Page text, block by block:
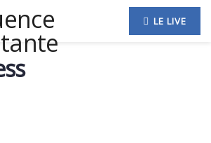
LE LIVE